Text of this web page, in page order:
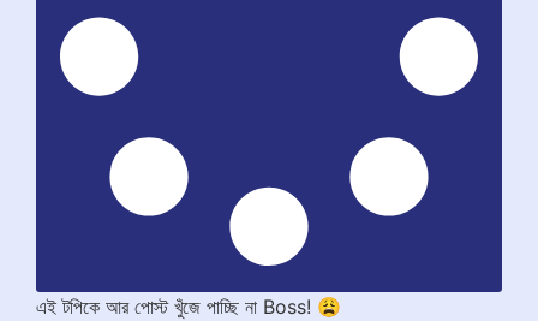
এই টপিকে আর পোস্ট খুঁজে পাচ্ছি না Boss! 😩